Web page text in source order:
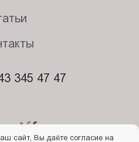
345 47 47
сайт, Вы даёте согласие на